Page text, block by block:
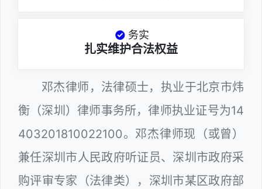
务实
扎实维护合法权益
邓杰律师，法律硕士，执业于北京市炜
衡（深圳）律师事务所，律师执业证号为14
403201810022100。邓杰律师现（或曾）
兼任深圳市人民政府听证员、深圳市政府采
购评审专家（法律类），深圳市某区政府部